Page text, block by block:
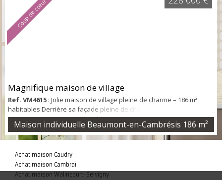
Coup de cœur
Magnifique maison de village
Ref. VM4615 : Jolie maison de village pleine de charme – 186 m²
habitables Derrière sa façade pleine de charme, cette superbe
maison de village dévoile de très beaux volumes et une ambiance
chaleureuse où il fait bon vivre ! Hall d'entrée, cuisine équipée,
arrière-cuisine, salon/salle à manger de 45 m² baigné de lumière,
chambres dont ...
Maison individuelle Beaumont-en-Cambrésis 186 m²
Achat maison Caudry
Achat maison Cambrai
Achat maison Walincourt-Selvigny